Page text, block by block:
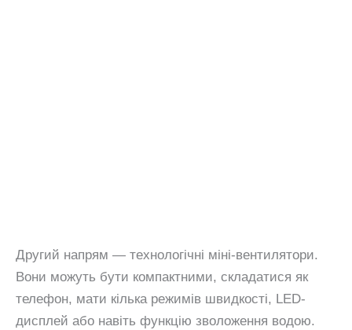
Другий напрям — технологічні міні-вентилятори.
Вони можуть бути компактними, складатися як
телефон, мати кілька режимів швидкості, LED-
дисплей або навіть функцію зволоження водою.